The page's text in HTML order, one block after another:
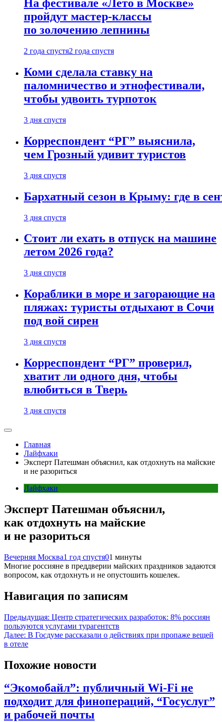
На фестивале «Лето в Москве»
пройдут мастер-классы
по золочению лепнины
2 года спустя2 года спустя
Коми сделала ставку на
паломничество и этнофестивали,
чтобы удвоить турпоток
3 дня спустя
Корреспондент “РГ” выяснила,
чем Грозный удивит туристов
3 дня спустя
Бархатный сезон в Крыму: где в
3 дня спустя
Стоит ли ехать в отпуск на машине
летом 2026 года?
3 дня спустя
Кораблики в море и загорающие на
пляжах: туристы отдыхают в Сочи
под вой сирен
3 дня спустя
Корреспондент “РГ” проверил,
хватит ли одного дня, чтобы
влюбиться в Тверь
3 дня спустя
Главная
Лайфхаки
Эксперт Патешман объяснил, как отдохнуть на майские
и не разориться
Лайфхаки
Эксперт Патешман объяснил,
как отдохнуть на майские
и не разориться
Вечерняя Москва1 год спустя01 минуты
Многие россияне в преддверии майских праздников задаются
вопросом, как отдохнуть и не опустошить кошелек.
Навигация по записям
Предыдущая: Центр стратегических разработок: 8% россиян
пользуются услугами турагентств
Далее: В Госдуме рассказали о действиях при пропаже вещей
в отеле
Похожие новости
“Экомобайл”: публичный Wi-Fi не
подходит для финопераций, “Госуслуг”
и рабочей почты